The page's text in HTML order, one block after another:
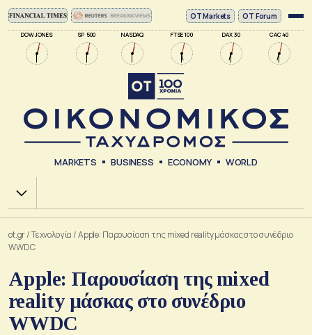
DOW JONES SP 500 NASDAQ FTSE 100 DAX 30 CAC 40
ΟΤ Markets OT Forum
MARKETS BUSINESS ECONOMY WORLD
Χ.Α.
ot.gr/Τεχνολογία /Apple: Παρουσίαση της mixed reality μάσκας στο συνέδριο
WWDC
Apple: Παρουσίαση της mixed
reality μάσκας στο συνέδριο
WWDC